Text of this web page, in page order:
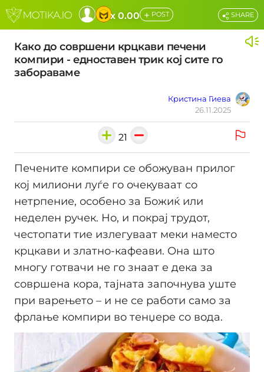
x 0.00 + POST
Како до совршени крцкави печени
компири - едноставен трик кој сите го
забораваме
Кристина Гиева
26.11.2025
SHARE
21
Печените компири се обожуван прилог
кој милиони луѓе го очекуваат со
нетрпение, особено за Божиќ или
неделен ручек. Но, и покрај трудот,
честопати тие излегуваат меки наместо
крцкави и златно-кафеави. Она што
многу готвачи не го знаат е дека за
совршена кора, тајната започнува уште
при варењето – и не се работи само за
фрлање компири во тенџере со вода.